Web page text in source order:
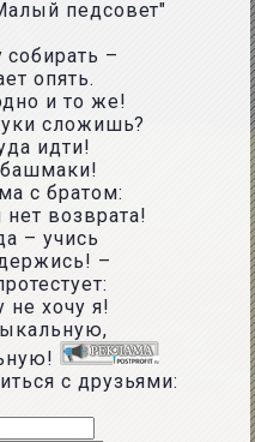
–
опять.
и то же!
сложишь?
идти!
башмаки!
с братом:
возврата!
– учись
–
не хочу я!
с друзьями: